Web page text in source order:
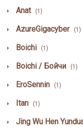
Anat (1)
AzureGigacyber (1)
Boichi (1)
Boichi / Бойчи (1)
EroSennin (1)
Itan (1)
Jing Wu Hen